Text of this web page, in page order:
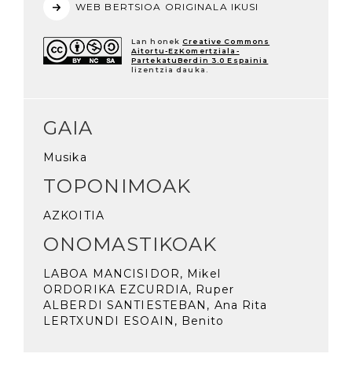
WEB BERTSIOA ORIGINALA IKUSI
Lan honek Creative Commons
Aitortu-EzKomertziala-
PartekatuBerdin 3.0 Espainia
lizentzia dauka.
GAIA
Musika
TOPONIMOAK
AZKOITIA
ONOMASTIKOAK
LABOA MANCISIDOR, Mikel
ORDORIKA EZCURDIA, Ruper
ALBERDI SANTIESTEBAN, Ana Rita
LERTXUNDI ESOAIN, Benito